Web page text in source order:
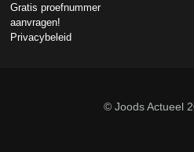
Gratis proefnummer
aanvragen!
Privacybeleid
© Joods Actueel